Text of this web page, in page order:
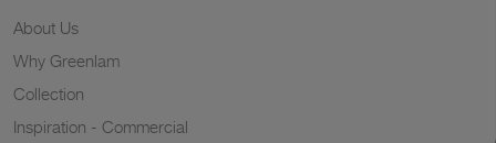
About Us
Why Greenlam
Collection
Inspiration - Commercial